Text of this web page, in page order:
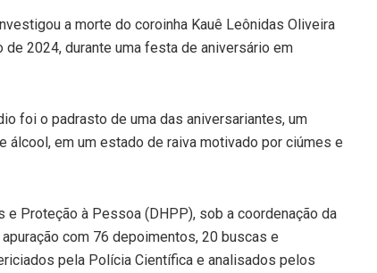
a morte do coroinha Kauê Leônidas Oliveira
2024, durante uma festa de aniversário em
foi o padrasto de uma das aniversariantes, um
em um estado de raiva motivado por ciúmes e
Proteção à Pessoa (DHPP), sob a coordenação da
com 76 depoimentos, 20 buscas e
pela Polícia Científica e analisados pelos